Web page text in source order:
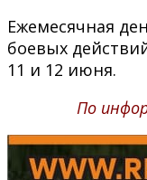
Ежемесячная
боевых
11 и 12 июня.
По